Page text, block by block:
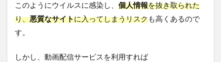
このようにウイルスに感染し、 個人情報を抜き取られた
り、悪質なサイトに入ってしまうリスクも高くあるので
す。
しかし、動画配信サービスを利用すれば